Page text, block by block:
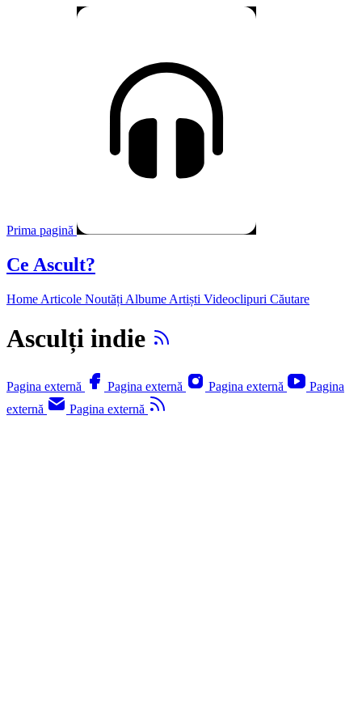
Prima pagină
Ce Ascult?
Home Articole Noutăți Albume Artiști Videoclipuri Căutare
Asculți indie
Pagina externă Pagina externă Pagina externă
Pagina
externă
Pagina externă